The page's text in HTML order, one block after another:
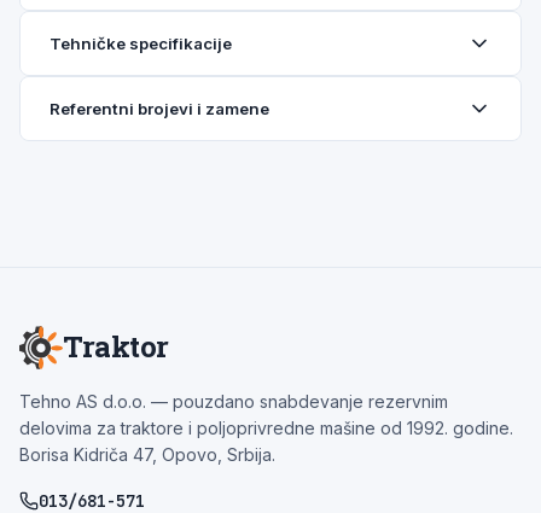
Tehničke specifikacije
Referentni brojevi i zamene
Traktor
Tehno AS d.o.o. — pouzdano snabdevanje rezervnim
delovima za traktore i poljoprivredne mašine od 1992. godine.
Borisa Kidriča 47, Opovo, Srbija.
013/681-571